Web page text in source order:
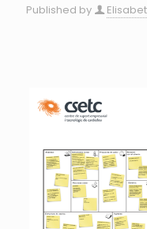
Published by